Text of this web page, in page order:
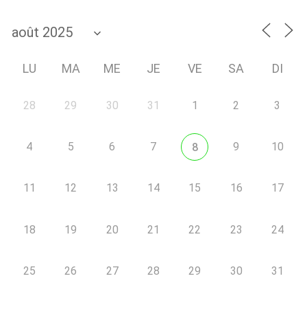
LU MA ME JE VE SA DI
28 29 30 31 1 2 3
4 5 6 7 8 9 10
11 12 13 14 15 16 17
18 19 20 21 22 23 24
25 26 27 28 29 30 31